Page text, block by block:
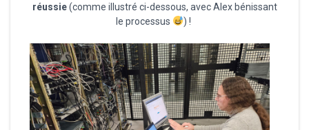
réussie(comme illustré ci-dessous, avec Alex bénissant
le processus
) !